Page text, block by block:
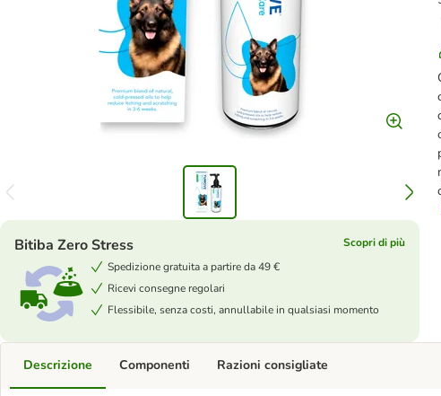
Bitiba Zero Stress
Scopri di più
Spedizione gratuita a partire da 49 €
Ricevi consegne regolari
Flessibile, senza costi, annullabile in qualsiasi momento
Descrizione Componenti Razioni consigliate